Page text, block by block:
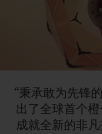
“秉承敢为先锋
出了全球首个
成就全新的非